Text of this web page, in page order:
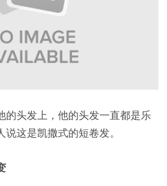
的头发上，他的头发一直都是乐
这是凯撒式的短卷发。